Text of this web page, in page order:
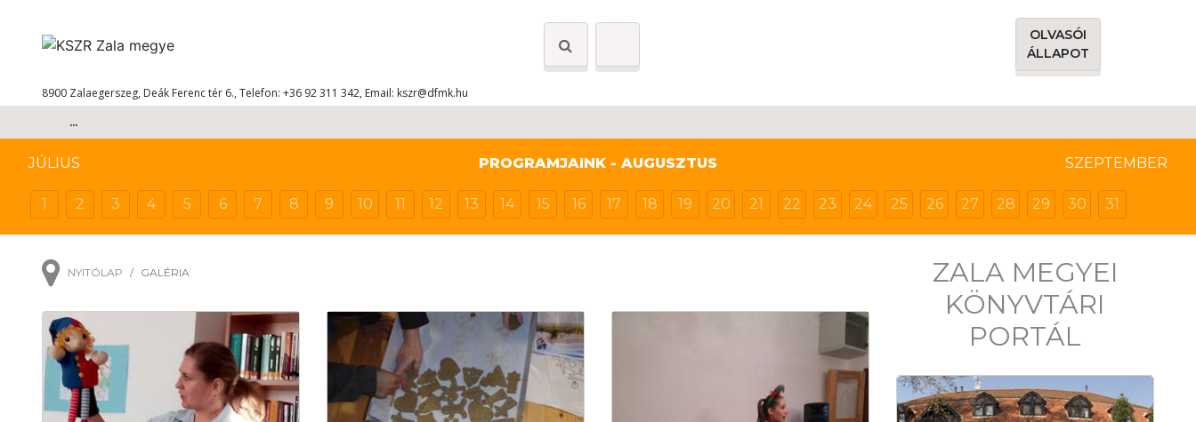
OLVASÓI
ÁLLAPOT
8900 Zalaegerszeg, Deák Ferenc tér 6., Telefon: +36 92 311 342, Email: kszr@dfmk.hu
...
JÚLIUS PROGRAMJAINK - AUGUSZTUS SZEPTEMBER
1 2 3 4 5 6 7 8 9 10 11 12 13 14 15 16 17 18 19 20 21 22 23 24 25 26 27 28 29 30 31
NYITÓLAP GALÉRIA
ZALA MEGYEI
KÖNYVTÁRI
PORTÁL